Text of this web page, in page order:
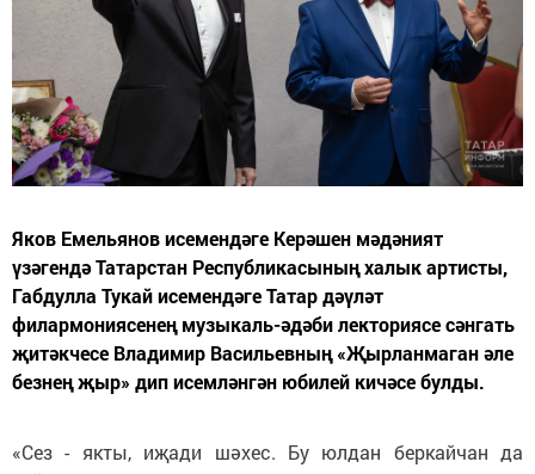
Яков Емельянов исемендәге Керәшен мәдәният
үзәгендә Татарстан Республикасының халык артисты,
Габдулла Тукай исемендәге Татар дәүләт
филармониясенең музыкаль-әдәби лекториясе сәнгать
җитәкчесе Владимир Васильевның «Җырланмаган әле
безнең җыр» дип исемләнгән юбилей кичәсе булды.
«Сез - якты, иҗади шәхес. Бу юлдан беркайчан да